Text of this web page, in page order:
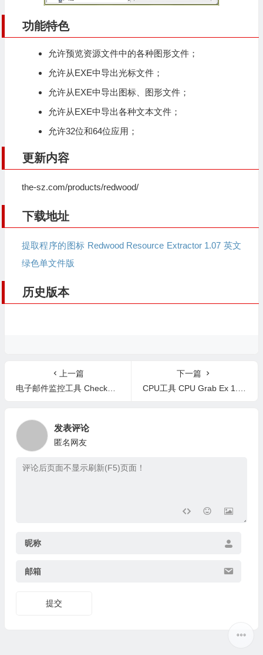
功能特色
允许预览资源文件中的各种图形文件；
允许从EXE中导出光标文件；
允许从EXE中导出图标、图形文件；
允许从EXE中导出各种文本文件；
允许32位和64位应用；
更新内容
the-sz.com/products/redwood/
下载地址
提取程序的图标 Redwood Resource Extractor 1.07 英文
绿色单文件版
历史版本
上一篇
电子邮件监控工具 CheckMail 5.22.2 英文版
下一篇
CPU工具 CPU Grab Ex 1.15 英文版
发表评论
匿名网友
昵称
邮箱
提交